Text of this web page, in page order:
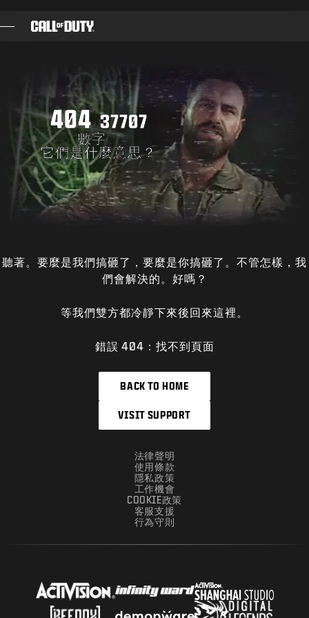
STORE
客服支援
註冊
404 37707
數字。
它們是什麼意思？
聽著。要麼是我們搞砸了，要麼是你搞砸了。不管怎樣，我
們會解決的。好嗎？
等我們雙方都冷靜下來後回來這裡。
錯誤 404：找不到頁面
BACK TO HOME
VISIT SUPPORT
法律聲明
使用條款
隱私政策
工作機會
COOKIE政策
客服支援
行為守則